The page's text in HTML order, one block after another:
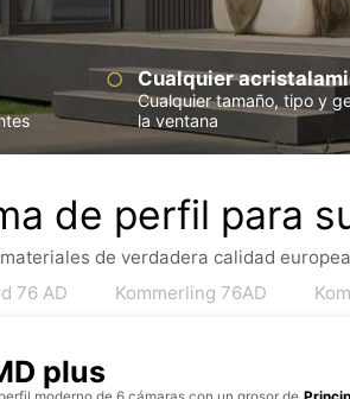
Cualquier
Cualquier tamaño, tipo y
la ventana
de perfil para
de verdadera calidad europea
76 AD Kommerling 76AD
plus